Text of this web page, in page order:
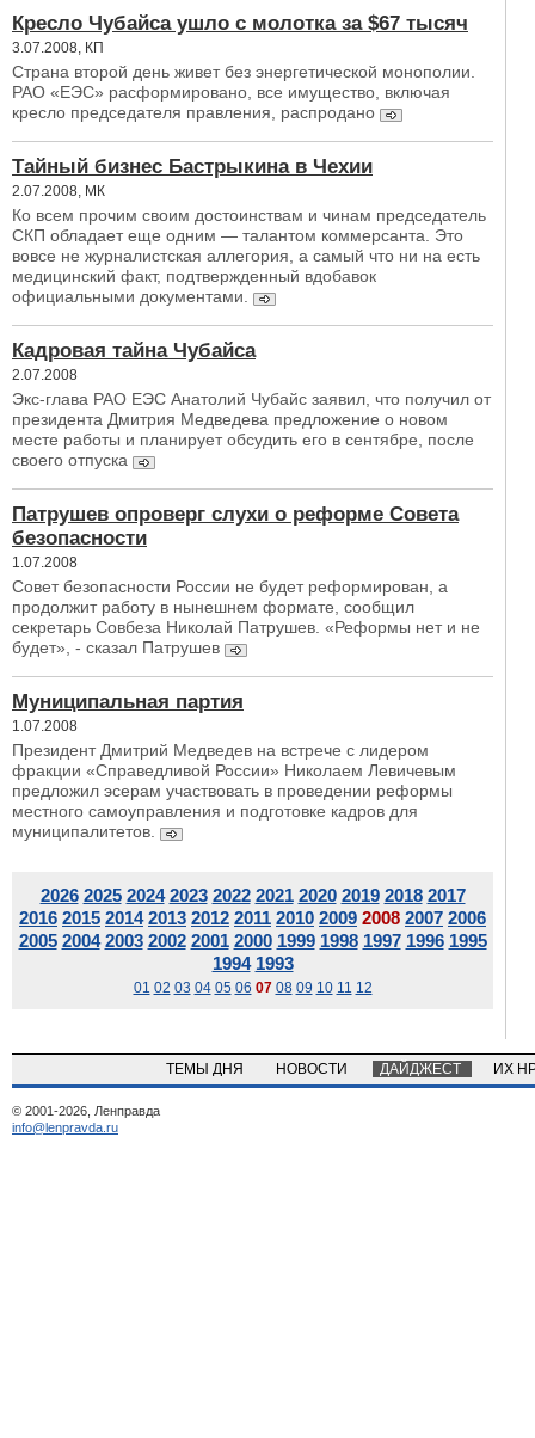
Кресло Чубайса ушло с молотка за $67 тысяч
3.07.2008, КП
Страна второй день живет без энергетической монополии.
РАО «ЕЭС» расформировано, все имущество, включая
кресло председателя правления, раcпродано
Тайный бизнес Бастрыкина в Чехии
2.07.2008, МК
Ко всем прочим своим достоинствам и чинам председатель
СКП обладает еще одним — талантом коммерсанта. Это
вовсе не журналистская аллегория, а самый что ни на есть
медицинский факт, подтвержденный вдобавок
официальными документами.
Кадровая тайна Чубайса
2.07.2008
Экс-глава РАО ЕЭС Анатолий Чубайс заявил, что получил от
президента Дмитрия Медведева предложение о новом
месте работы и планирует обсудить его в сентябре, после
своего отпуска
Патрушев опроверг слухи о реформе Совета
безопасности
1.07.2008
Совет безопасности России не будет реформирован, а
продолжит работу в нынешнем формате, сообщил
секретарь Совбеза Николай Патрушев. «Реформы нет и не
будет», - сказал Патрушев
Муниципальная партия
1.07.2008
Президент Дмитрий Медведев на встрече с лидером
фракции «Справедливой России» Николаем Левичевым
предложил эсерам участвовать в проведении реформы
местного самоуправления и подготовке кадров для
муниципалитетов.
2026 2025 2024 2023 2022 2021 2020 2019 2018 2017
2016 2015 2014 2013 2012 2011 2010 2009 2008 2007 2006
2005 2004 2003 2002 2001 2000 1999 1998 1997 1996 1995
1994 1993
01 02 03 04 05 06 07 08 09 10 11 12
ТЕМЫ ДНЯ НОВОСТИ ДАЙДЖЕСТ ИХ
© 2001-2026, Ленправда
info@lenpravda.ru